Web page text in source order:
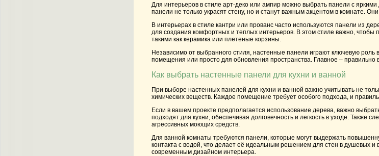
Для интерьеров в стиле арт-деко или ампир можно выбрать панели с
панели не только украсят стену, но и станут важным акцентом в комнате.
В интерьерах в стиле кантри или прованс часто используются панели из
для создания комфортных и теплых интерьеров. В этом стиле важно, чтобы
такими как керамика или плетеные корзины.
Независимо от выбранного стиля, настенные панели играют ключевую
помещения или просто для обновления пространства. Главное –
Как выбрать настенные панели для кухни и ванной
При выборе настенных панелей для кухни и ванной важно учитывать не
химических веществ. Каждое помещение требует особого подхода, и
Если в вашем проекте предполагается использование дерева, важно
подходят для кухни, обеспечивая долговечность и легкость в уходе.
агрессивных моющих средств.
Для ванной комнаты требуются панели, которые могут выдержать
контакта с водой, что делает её идеальным решением для стен в душевых и
современным дизайном интерьера.